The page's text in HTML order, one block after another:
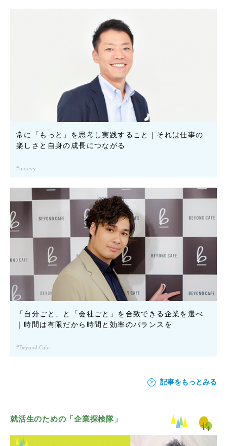
常に「もっと」を思考し実践すること｜それは仕事の
楽しさと自身の成長につながる
moovy
「自分ごと」と「会社ごと」を合致できる企業を選べ
｜時間は有限だから時間と効率のバランスを
Beyond Cafe
記事をもっとみる
就活生のための「企業探検隊」